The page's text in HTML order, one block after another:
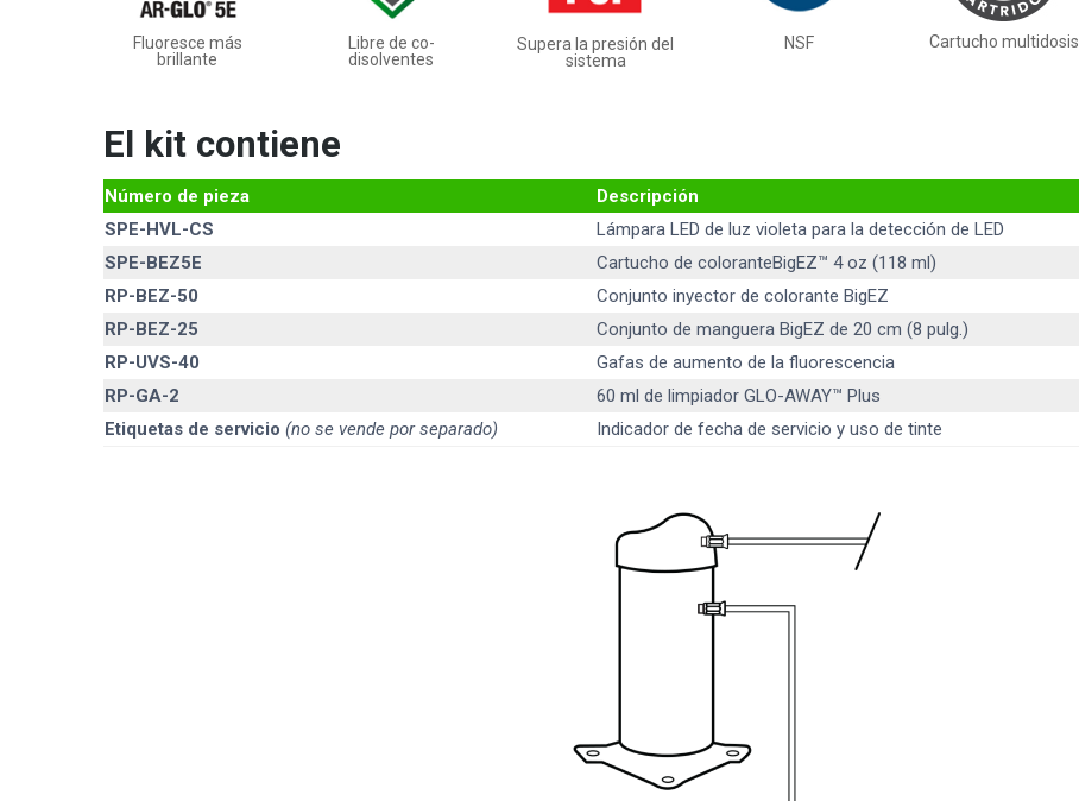
Fluoresce más
brillante
Libre de co-
disolventes
Supera la presión del
sistema
NSF Cartucho multidosis
El kit contiene
Número de pieza
Descripción
SPE-HVL-CS
Lámpara LED de luz violeta para la detección de LED
SPE-BEZ5E
Cartucho de coloranteBigEZ™ 4 oz (118 ml)
RP-BEZ-50
Conjunto inyector de colorante BigEZ
RP-BEZ-25
Conjunto de manguera BigEZ de 20 cm (8 pulg.)
RP-UVS-40
Gafas de aumento de la fluorescencia
RP-GA-2
60 ml de limpiador GLO-AWAY™ Plus
Etiquetas de servicio(no se vende por separado) Indicador de fecha de servicio y uso de tinte